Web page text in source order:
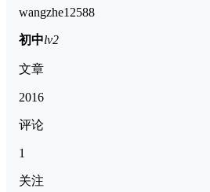
wangzhe12588
初中lv2
文章
2016
评论
1
关注